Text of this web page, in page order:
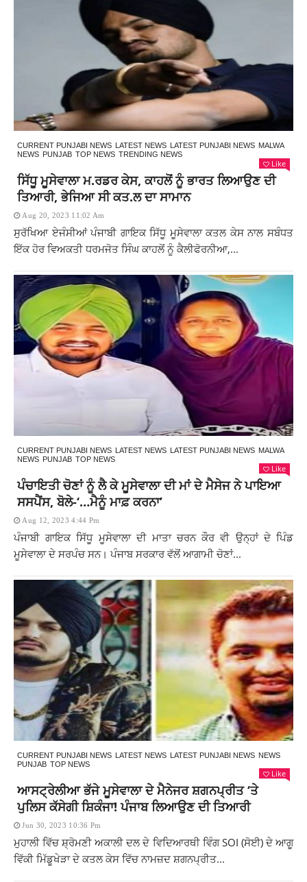
CURRENT PUNJABI NEWS LATEST NEWS LATEST PUNJABI NEWS MALWA
NEWS PUNJAB TOP NEWS TRENDING NEWS
Like
ਸਿੱਧੂ ਮੂਸੇਵਾਲਾ ਮ.ਰਡਰ ਕੇਸ, ਕਾਹਲੋਂ ਨੂੰ ਭਾਰਤ ਲਿਆਉਣ ਦੀ
ਤਿਆਰੀ, ਭੇਜਿਆ ਸੀ ਕਤ.ਲ ਦਾ ਸਾਮਾਨ
Aug 20, 2023 11:02 Am
ਸੁਰੱਖਿਆ ਏਜੰਸੀਆਂ ਪੰਜਾਬੀ ਗਾਇਕ ਸਿੱਧੂ ਮੂਸੇਵਾਲਾ ਕਤਲ ਕੇਸ ਨਾਲ ਸਬੰਧਤ
ਇੱਕ ਹੋਰ ਵਿਅਕਤੀ ਧਰਮਜੋਤ ਸਿੰਘ ਕਾਹਲੋਂ ਨੂੰ ਕੈਲੀਫੋਰਨੀਆ,...
CURRENT PUNJABI NEWS LATEST NEWS LATEST PUNJABI NEWS MALWA
NEWS PUNJAB TOP NEWS
Like
ਪੰਚਾਇਤੀ ਚੋਣਾਂ ਨੂੰ ਲੈ ਕੇ ਮੂਸੇਵਾਲਾ ਦੀ ਮਾਂ ਦੇ ਮੈਸੇਜ ਨੇ ਪਾਇਆ
ਸਸਪੈਂਸ, ਬੋਲੇ-‘…ਮੈਨੂੰ ਮਾਫ਼ ਕਰਨਾ’
Aug 12, 2023 4:44 Pm
ਪੰਜਾਬੀ ਗਾਇਕ ਸਿੱਧੂ ਮੂਸੇਵਾਲਾ ਦੀ ਮਾਤਾ ਚਰਨ ਕੌਰ ਵੀ ਉਨ੍ਹਾਂ ਦੇ ਪਿੰਡ
ਮੂਸੇਵਾਲਾ ਦੇ ਸਰਪੰਚ ਸਨ। ਪੰਜਾਬ ਸਰਕਾਰ ਵੱਲੋਂ ਆਗਾਮੀ ਚੋਣਾਂ...
CURRENT PUNJABI NEWS LATEST NEWS LATEST PUNJABI NEWS NEWS
PUNJAB TOP NEWS
Like
ਆਸਟ੍ਰੇਲੀਆ ਭੱਜੇ ਮੂਸੇਵਾਲਾ ਦੇ ਮੈਨੇਜਰ ਸ਼ਗਨਪ੍ਰੀਤ ‘ਤੇ
ਪੁਲਿਸ ਕੱਸੇਗੀ ਸ਼ਿਕੰਜਾ! ਪੰਜਾਬ ਲਿਆਉਣ ਦੀ ਤਿਆਰੀ
Jun 30, 2023 10:36 Pm
ਮੁਹਾਲੀ ਵਿੱਚ ਸ਼੍ਰੋਮਣੀ ਅਕਾਲੀ ਦਲ ਦੇ ਵਿਦਿਆਰਥੀ ਵਿੰਗ SOI (ਸੋਈ) ਦੇ ਆਗੂ
ਵਿੱਕੀ ਮਿੱਡੂਖੇੜਾ ਦੇ ਕਤਲ ਕੇਸ ਵਿੱਚ ਨਾਮਜ਼ਦ ਸ਼ਗਨਪ੍ਰੀਤ...